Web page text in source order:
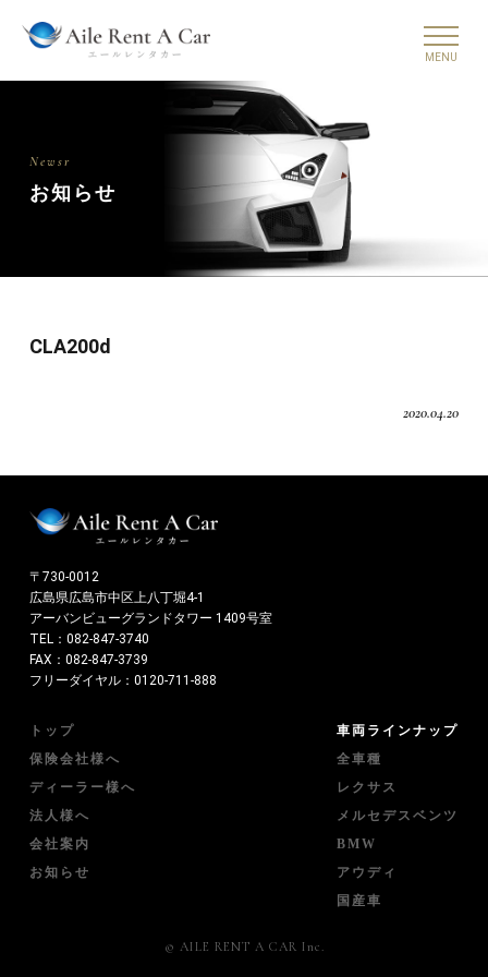
Newsr
お知らせ
CLA200d
2020.04.20
〒730-0012
広島県広島市中区上八丁堀4-1
アーバンビューグランドタワー 1409号室
TEL： 082-847-3740
FAX：082-847-3739
フリーダイヤル： 0120-711-888
トップ
保険会社様へ
ディーラー様へ
法人様へ
会社案内
お知らせ
車両ラインナップ
全車種
レクサス
メルセデスベンツ
BMW
アウディ
国産車
© AILE RENT A CAR Inc.